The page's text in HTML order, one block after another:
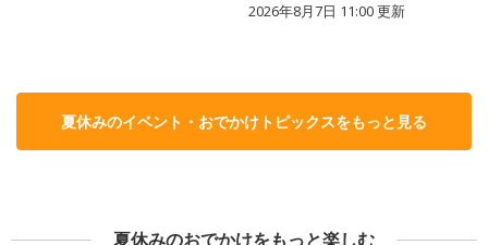
2026年8月7日 11:00更新
夏休みのイベント・おでかけトピックスをもっと見る
夏休みのおでかけをもっと楽しむ